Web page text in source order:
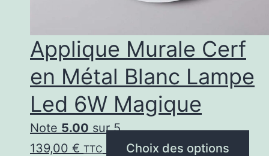
Applique Murale Cerf
en Métal Blanc Lampe
Led 6W Magique
Note 5.00 sur 5
139,00 € TTC Choix des options